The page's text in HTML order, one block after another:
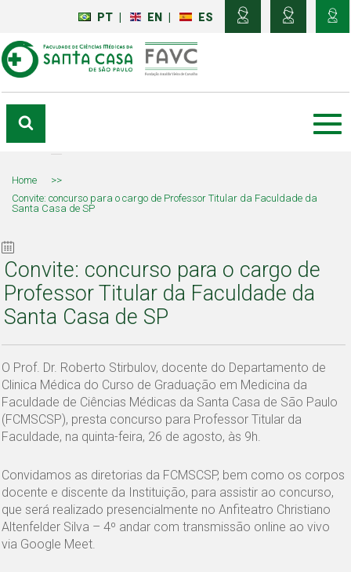
PT EN ES
Home
>>
Convite: concurso para o cargo de Professor Titular da Faculdade da
Santa Casa de SP
Convite: concurso para o cargo de
Professor Titular da Faculdade da
Santa Casa de SP
O Prof. Dr. Roberto Stirbulov, docente do Departamento de
Clinica Médica do Curso de Graduação em Medicina da
Faculdade de Ciências Médicas da Santa Casa de São Paulo
(FCMSCSP), presta concurso para Professor Titular da
Faculdade, na quinta-feira, 26 de agosto, às 9h.
Convidamos as diretorias da FCMSCSP, bem como os corpos
docente e discente da Instituição, para assistir ao concurso,
que será realizado presencialmente no Anfiteatro Christiano
Altenfelder Silva – 4º andar com transmissão online ao vivo
via Google Meet.